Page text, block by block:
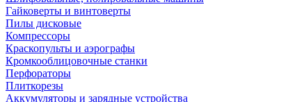
Гайковерты и винтоверты
Пилы дисковые
Компрессоры
Краскопульты и аэрографы
Кромкооблицовочные станки
Перфораторы
Плиткорезы
Аккумуляторы и зарядные устройства